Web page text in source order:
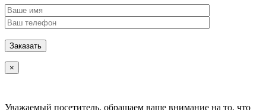
×
Уважаемый посетитель, обращаем ваше внимание на то, что